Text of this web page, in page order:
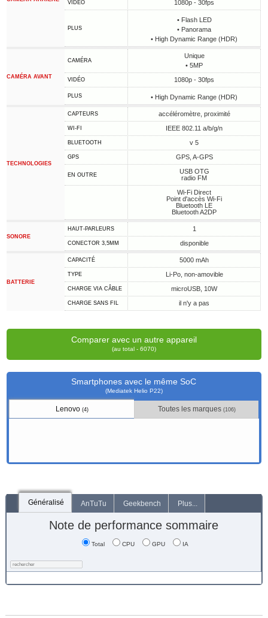
VIDÉO 1080p - 30fps
PLUS
• Flash LED
• Panorama
• High Dynamic Range (HDR)
CAMÉRA AVANT
CAMÉRA
Unique
• 5MP
VIDÉO 1080p - 30fps
PLUS • High Dynamic Range (HDR)
TECHNOLOGIES
CAPTEURS accéléromètre, proximité
WI-FI IEEE 802.11 a/b/g/n
BLUETOOTH v 5
GPS GPS, A-GPS
EN OUTRE
USB OTG
radio FM
Wi-Fi Direct
Point d'accès Wi-Fi
Bluetooth LE
Bluetooth A2DP
SONORE
HAUT-PARLEURS 1
CONECTOR 3,5MM disponible
BATTERIE
CAPACITÉ 5000 mAh
TYPE Li-Po, non-amovible
CHARGE VIA CÂBLE microUSB, 10W
CHARGE SANS FIL il n'y a pas
Comparer avec un autre appareil
(au total - 6070)
Smartphones avec le même SoC
(Mediatek Helio P22)
Lenovo (4) Toutes les marques (106)
Généralisé AnTuTu Geekbench Plus...
Note de performance sommaire
Total CPU GPU IA